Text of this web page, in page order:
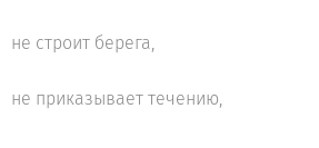
не строит берега,
не приказывает течению,